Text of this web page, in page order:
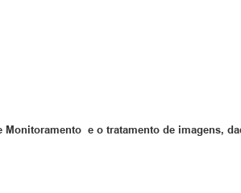
Monitoramento e o tratamento de imagens,